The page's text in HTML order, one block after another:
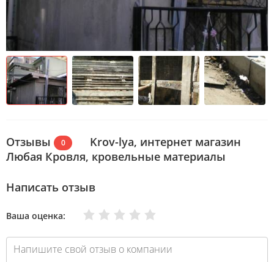
Отзывы 0
Krov-lya, интернет магазин
Любая Кровля, кровельные материалы
Написать отзыв
Ваша оценка: Отлично
Хорошо
Нормально
Плохо
Очень плохо